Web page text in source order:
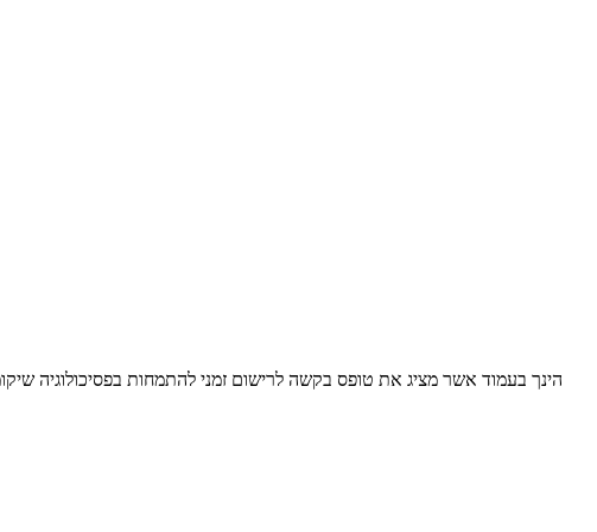
הינך בעמוד אשר מציג את טופס בקשה לרישום זמני להתמחות בפסיכולוגיה